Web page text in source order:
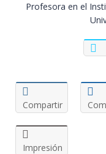
Profesora en el
Compartir
Impresión